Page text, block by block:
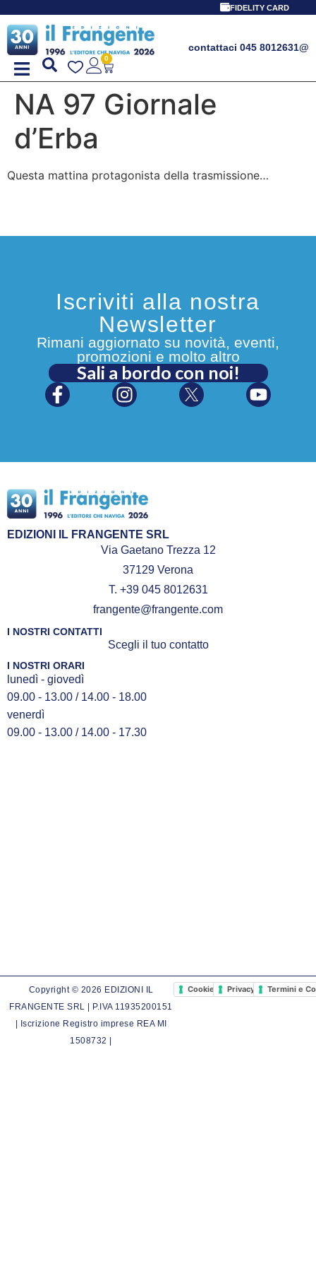
FIDELITY CARD
contattaci 045 8012631@
0
NA 97 Giornale
d’Erba
Questa mattina protagonista della trasmissione…
Iscriviti alla nostra
Newsletter
Rimani aggiornato su novità, eventi,
promozioni e molto altro
Sali a bordo con noi!
EDIZIONI IL FRANGENTE SRL
Via Gaetano Trezza 12
37129 Verona
T. +39 045 8012631
frangente@frangente.com
I NOSTRI CONTATTI
Scegli il tuo contatto
I NOSTRI ORARI
lunedì - giovedì
09.00 - 13.00 / 14.00 - 18.00
venerdì
09.00 - 13.00 / 14.00 - 17.30
Copyright © 2026 EDIZIONI IL
FRANGENTE SRL | P.IVA 11935200151
| Iscrizione Registro imprese REA MI
1508732 |
Cookie PolicyPrivacy PolicyTermini e